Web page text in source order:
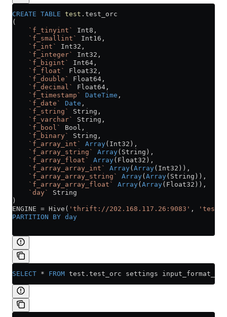
CREATE TABLE test .test_orc
(
    `f_tinyint`
Int8,
    `f_smallint`
Int16,
    `f_int`
Int32,
    `f_integer`
Int32,
    `f_bigint`
Int64,
    `f_float`
Float32,
    `f_double`
Float64,
    `f_decimal`
Float64,
    `f_timestamp`
DateTime ,
    `f_date`
Date ,
    `f_string`
String,
    `f_varchar`
String,
    `f_bool`
Bool,
    `f_binary`
String,
    `f_array_int`
Array(Int32),
    `f_array_string`
Array(String),
    `f_array_float`
Array(Float32),
    `f_array_array_int`
Array( Array(Int32)),
    `f_array_array_string`
Array( Array(String)),
    `f_array_array_float`
Array( Array(Float32)),
    `day`
String
)
ENGINE = Hive( 'thrift://202.168.117.26:9083' , 'test'
PARTITION BY day
SELECT * FROM test . test_orc settings